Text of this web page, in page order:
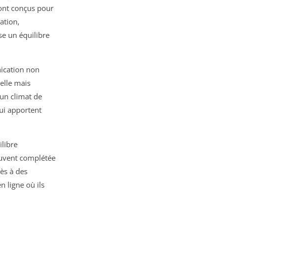
conçus pour
un équilibre
non
mais
climat de
apportent
complétée
à des
ligne où ils